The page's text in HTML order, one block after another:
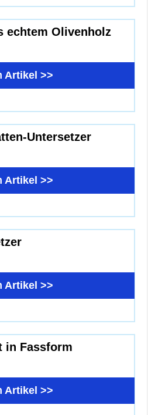
echtem Olivenholz
Artikel >>
Untersetzer
Artikel >>
Artikel >>
in Fassform
Artikel >>